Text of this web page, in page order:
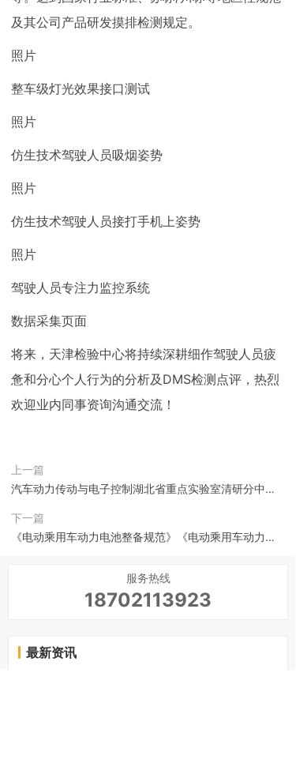
及其公司产品研发摸排检测规定。
照片
整车级灯光效果接口测试
照片
仿生技术驾驶人员吸烟姿势
照片
仿生技术驾驶人员接打手机上姿势
照片
驾驶人员专注力监控系统
数据采集页面
将来，天津检验中心将持续深耕细作驾驶人员疲
惫和分心个人行为的分析及DMS检测点评，热烈
欢迎业内同事资询沟通交流！
上一篇
汽车动力传动与电子控制湖北省重点实验室清研分中心
揭牌仪式
下一篇
《电动乘用车动力电池整备规范》《电动乘用车动力电
服务热线
18702113923
最新资讯